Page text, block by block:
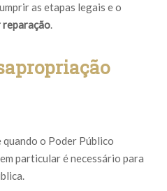
as etapas legais e o
reparação.
o Poder Público
particular é necessário para